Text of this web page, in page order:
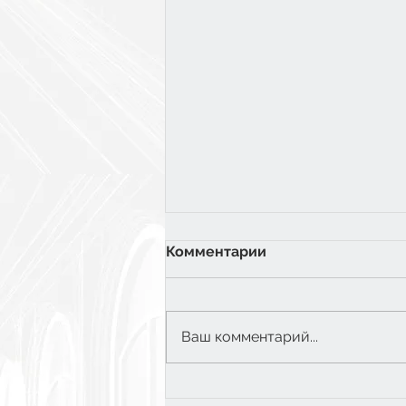
6 класс: Экватор
Комментарии
Ваш комментарий...